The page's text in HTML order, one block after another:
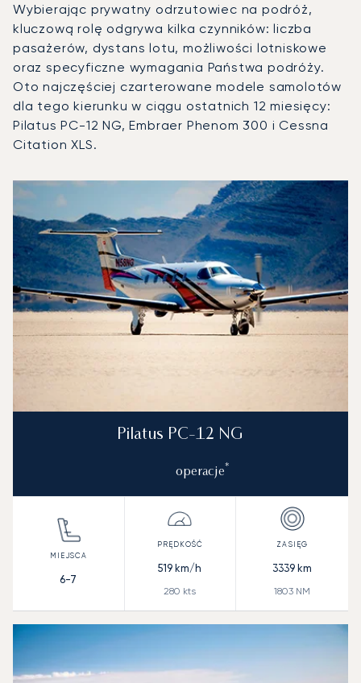
Wybierając prywatny odrzutowiec na podróż,
kluczową rolę odgrywa kilka czynników: liczba
pasażerów, dystans lotu, możliwości lotniskowe
oraz specyficzne wymagania Państwa podróży.
Oto najczęściej czarterowane modele samolotów
dla tego kierunku w ciągu ostatnich 12 miesięcy:
Pilatus PC-12 NG, Embraer Phenom 300 i Cessna
Citation XLS.
Zdjęcie samolotu
Model samolotuOperacje lotnicze w
Miejsca
Prędkość (km/h)
Prędkość (węzły)
Zasięg (km)
Zasięg (NM)
Pilatus PC-12 NG
operacje*
6-7
519 km/h
280 kts
3339 km
1803 NM